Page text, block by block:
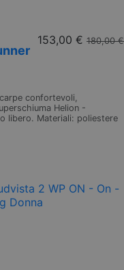
153,00 € 180,00 €
confortevoli,
Helion -
libero. Materiali: poliestere